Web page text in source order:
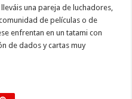
una pareja de luchadores,
de películas o de
enfrentan en un tatami con
de dados y cartas muy